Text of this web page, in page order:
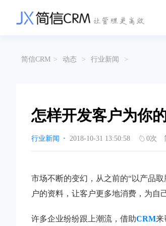
营销云
从营销获客到商机转化的全流程管理
渠道云
融合分公司、经销商、总部伙伴管理
涵盖多种售前/后服务元素功能和接入
服务云
挖现有客户价值以及开发更多新...
传媒企业自身由于数字化传媒的发
展，对其内部控制建设和完善也是
互联网等相关信息技术的发展是支
互联网金融模式发展的基石，给...
帮助文档
产品功能
以CRM产品为基础的功能点
关于简信
用户协议
简信CRM > 动态 > 行业新闻 >
怎样开发客户为你
行业新闻 · 2018-10-31 13:50:58 0次
市场不断的变幻，从之前的“以产品
户的资料，让客户更多地消费，为自
许多企业纷纷跟上潮流，借助CRM来